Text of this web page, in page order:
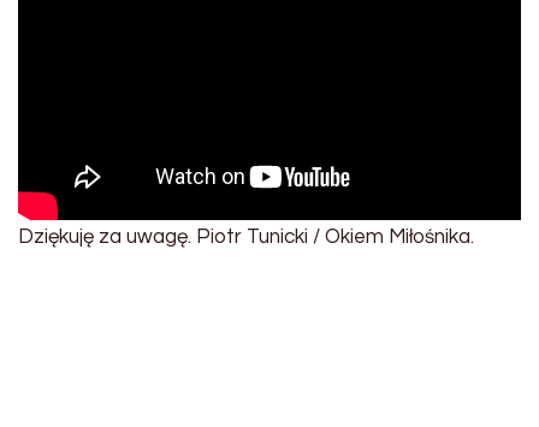
Dziękuję za uwagę. Piotr Tunicki / Okiem Miłośnika.